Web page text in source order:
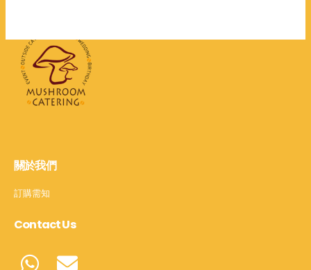
關於我們
訂購需知
Contact Us